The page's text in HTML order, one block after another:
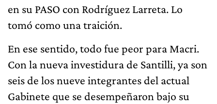
en su PASO con Rodríguez Larreta. Lo
tomó como una traición.
En ese sentido, todo fue peor para Macri.
Con la nueva investidura de Santilli, ya son
seis de los nueve integrantes del actual
Gabinete que se desempeñaron bajo su